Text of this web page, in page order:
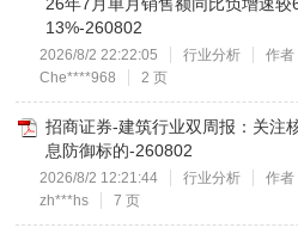
13%-260802
2026/8/2 22:22:05 行业分析 作者
Che****968
2 页
招商证券-建筑行业双周报：关注
息防御标的-260802
2026/8/2 12:21:44 行业分析 作者
zh***hs
7 页